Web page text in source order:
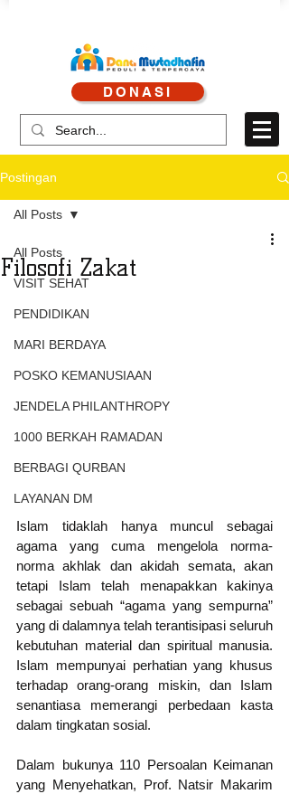
CALL CENTRE : 0878
CALL LAYANAN : 0813
DONASI
Postingan
All Posts
VISIT SEHAT
PENDIDIKAN
MARI BERDAYA
POSKO KEMANUSIAAN
JENDELA PHILANTHROPY
1000 BERKAH RAMADAN
BERBAGI QURBAN
LAYANAN DM
All Posts
Filosofi Zakat
Islam tidaklah hanya muncul sebagai
agama yang cuma mengelola norma-
norma akhlak dan akidah semata, akan
tetapi Islam telah menapakkan kakinya
sebagai sebuah “agama yang sempurna”
yang di dalamnya telah terantisipasi seluruh
kebutuhan material dan spiritual manusia.
Islam mempunyai perhatian yang khusus
terhadap orang-orang miskin, dan Islam
senantiasa memerangi perbedaan kasta
dalam tingkatan sosial.
Dalam bukunya 110 Persoalan Keimanan
yang Menyehatkan, Prof. Natsir Makarim